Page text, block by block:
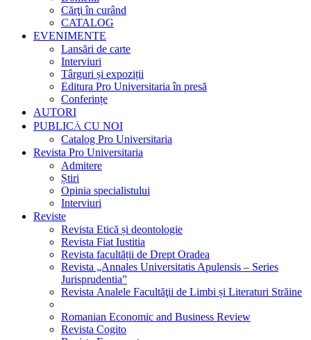
Cărţi în curând
CATALOG
EVENIMENTE
Lansări de carte
Interviuri
Târguri și expoziții
Editura Pro Universitaria în presă
Conferințe
AUTORI
PUBLICĂ CU NOI
Catalog Pro Universitaria
Revista Pro Universitaria
Admitere
Știri
Opinia specialistului
Interviuri
Reviste
Revista Etică și deontologie
Revista Fiat Iustitia
Revista facultății de Drept Oradea
Revista „Annales Universitatis Apulensis – Series
Jurisprudentia”
Revista Analele Facultăţii de Limbi și Literaturi Străine
Romanian Economic and Business Review
Revista Cogito